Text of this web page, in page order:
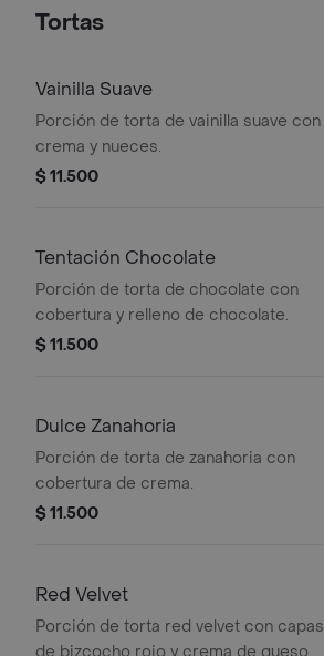
Tortas
Vainilla Suave
Porción de torta de vainilla suave con
crema y nueces.
$ 11.500
Tentación Chocolate
Porción de torta de chocolate con
cobertura y relleno de chocolate.
$ 11.500
Dulce Zanahoria
Porción de torta de zanahoria con
cobertura de crema.
$ 11.500
Red Velvet
Porción de torta red velvet con capas